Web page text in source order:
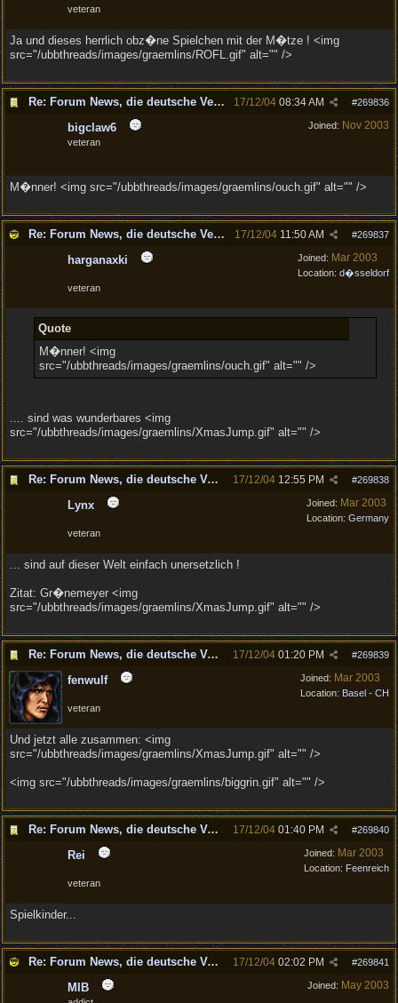
veteran
Ja und dieses herrlich obz�ne Spielchen mit der M�tze ! <img
src="/ubbthreads/images/graemlins/ROFL.gif" alt="" />
Re: Forum News, die deutsche Version. #269836
17/12/04 08:34 AM
Joined: Nov 2003
bigclaw6
veteran
M�nner! <img src="/ubbthreads/images/graemlins/ouch.gif" alt="" />
Re: Forum News, die deutsche Version. #269837
17/12/04 11:50 AM
Joined: Mar 2003
Location: d�sseldorf
harganaxki
veteran
Quote
M�nner! <img
src="/ubbthreads/images/graemlins/ouch.gif" alt="" />
.... sind was wunderbares <img
src="/ubbthreads/images/graemlins/XmasJump.gif" alt="" />
Re: Forum News, die deutsche Version. #269838
17/12/04 12:55 PM
Joined: Mar 2003
Location: Germany
Lynx
veteran
... sind auf dieser Welt einfach unersetzlich !
Zitat: Gr�nemeyer <img
src="/ubbthreads/images/graemlins/XmasJump.gif" alt="" />
Re: Forum News, die deutsche Version. #269839
17/12/04 01:20 PM
Joined: Mar 2003
Location: Basel - CH
fenwulf
veteran
Und jetzt alle zusammen: <img
src="/ubbthreads/images/graemlins/XmasJump.gif" alt="" />
<img src="/ubbthreads/images/graemlins/biggrin.gif" alt="" />
Re: Forum News, die deutsche Version. #269840
17/12/04 01:40 PM
Joined: Mar 2003
Location: Feenreich
Rei
veteran
Spielkinder...
Re: Forum News, die deutsche Version. #269841
17/12/04 02:02 PM
Joined: May 2003
MIB